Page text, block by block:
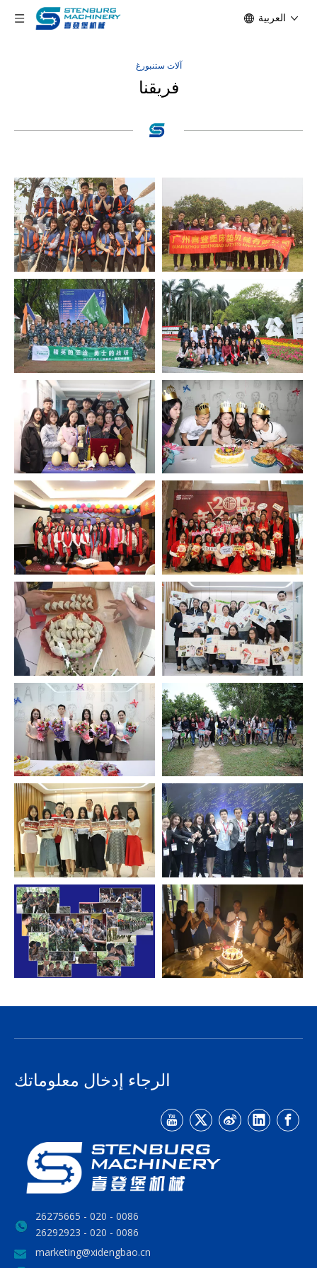
العربية
آلات ستنبورغ
فريقنا
الرجاء إدخال معلوماتك
0086 - 020 - 26275665
0086 - 020 - 26292923
marketing@xidengbao.cn